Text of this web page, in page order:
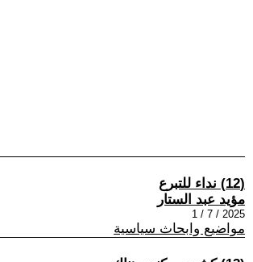
(12) نداء للتبرع
مؤيد عبد الستار
2025 / 7 / 1
مواضيع وابحاث سياسية